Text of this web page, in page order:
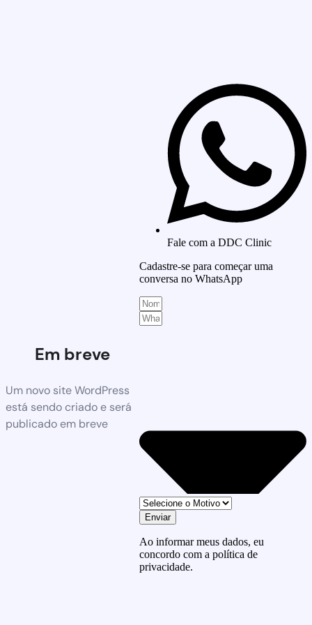
Em breve
Um novo site WordPress
está sendo criado e será
publicado em breve
Fale com a DDC Clinic
Cadastre-se para começar uma
conversa no WhatsApp
Enviar
Ao informar meus dados, eu
concordo com a política de
privacidade.